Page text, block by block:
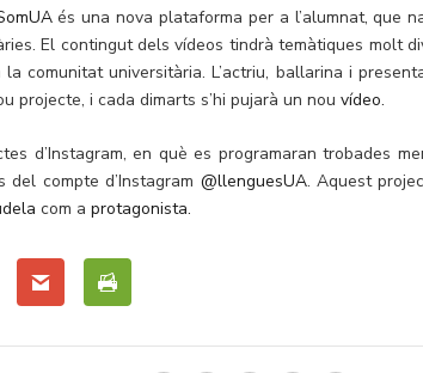
és una nova plataforma per a l’alumnat, que
El contingut dels vídeos tindrà temàtiques molt
comunitat universitària. L’actriu, ballarina i
projecte, i cada dimarts s’hi pujarà un nouvídeo.
d’Instagram, en què es programaran trobades
compte d’Instagram @llenguesUA. Aquest
com aprotagonista.